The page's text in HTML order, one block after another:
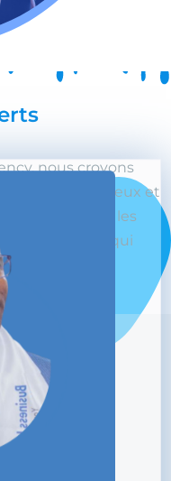
nous croyons
talentueux et
Découvrez les
et l’énergie qui